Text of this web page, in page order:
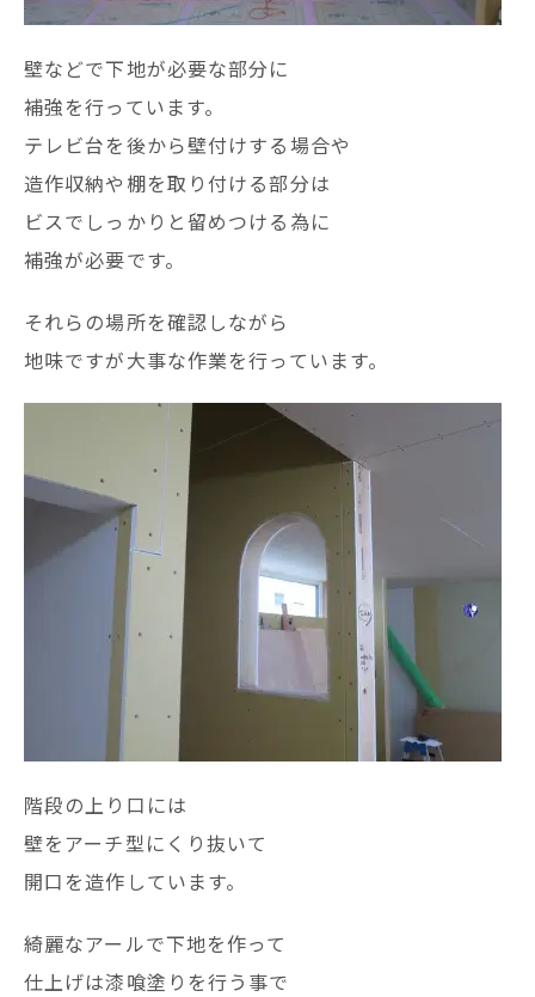
壁などで下地が必要な部分に
補強を行っています。
テレビ台を後から壁付けする場合や
造作収納や棚を取り付ける部分は
ビスでしっかりと留めつける為に
補強が必要です。
それらの場所を確認しながら
地味ですが大事な作業を行っています。
階段の上り口には
壁をアーチ型にくり抜いて
開口を造作しています。
綺麗なアールで下地を作って
仕上げは漆喰塗りを行う事で